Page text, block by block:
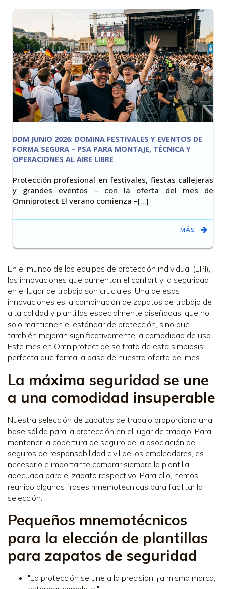
DDM JUNIO 2026: DOMINA FESTIVALES Y EVENTOS DE
FORMA SEGURA – PSA PARA MONTAJE, TÉCNICA Y
OPERACIONES AL AIRE LIBRE
Protección profesional en festivales, fiestas callejeras
y grandes eventos – con la oferta del mes de
Omniprotect El verano comienza –[…]
MÁS
En el mundo de los equipos de protección individual (EPI),
las innovaciones que aumentan el confort y la seguridad
en el lugar de trabajo son cruciales. Una de esas
innovaciones es la combinación de zapatos de trabajo de
alta calidad y plantillas especialmente diseñadas, que no
solo mantienen el estándar de protección, sino que
también mejoran significativamente la comodidad de uso.
Este mes en Omniprotect.de se trata de esta simbiosis
perfecta que forma la base de nuestra oferta del mes.
La máxima seguridad se une
a una comodidad insuperable
Nuestra selección de zapatos de trabajo proporciona una
base sólida para la protección en el lugar de trabajo. Para
mantener la cobertura de seguro de la asociación de
seguros de responsabilidad civil de los empleadores, es
necesario e importante comprar siempre la plantilla
adecuada para el zapato respectivo. Para ello, hemos
reunido algunas frases mnemotécnicas para facilitar la
selección:
Pequeños mnemotécnicos
para la elección de plantillas
para zapatos de seguridad
"La protección se une a la precisión: ¡la misma marca,